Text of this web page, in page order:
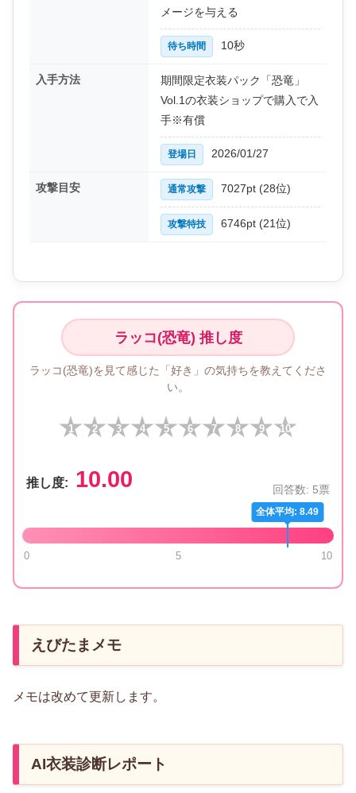
メージを与える
待ち時間 10秒
入手方法
期間限定衣装パック「恐竜」
Vol.1の衣装ショップで購入で入
手※有償
登場日 2026/01/27
攻撃目安 通常攻撃 7027pt (28位)
攻撃特技 6746pt (21位)
ラッコ(恐竜) 推し度
ラッコ(恐竜)を見て感じた「好き」の気持ちを教えてくださ
い。
10
9
8
7
6
5
4
3
2
1
推し度: 10.00 回答数: 5票
全体平均: 8.49
0 5 10
えびたまメモ
メモは改めて更新します。
AI衣装診断レポート